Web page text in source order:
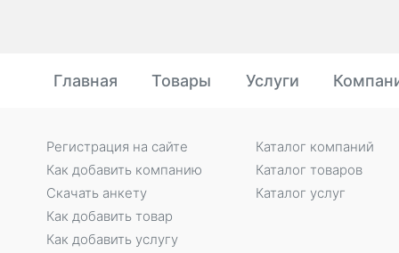
Главная Товары Услуги
Регистрация на сайте
Как добавить компанию
Скачать анкету
Как добавить товар
Как добавить услугу
Каталог компаний
Каталог товаров
Каталог услуг